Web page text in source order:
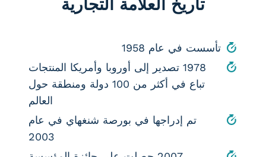
تاريخ العلامة التجارية
تأسست في عام 1958
1978 تصدير إلى أوروبا وأمريكا المنتجات
تباع في أكثر من 100 دولة ومنطقة حول
العالم
تم إدراجها في بورصة شنغهاي في عام
2003